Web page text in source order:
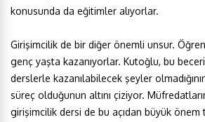
konusunda da eğitimler alıyorlar.
Girişimcilik de bir diğer önemli unsur.
genç yaşta kazanıyorlar. Kutoğlu, bu
derslerle kazanılabilecek şeyler
süreç olduğunun altını çiziyor.
girişimcilik dersi de bu açıdan büyük önem